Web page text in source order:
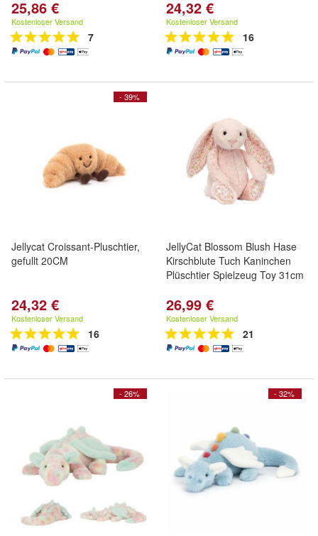
25,86 €
Kostenloser Versand
7
24,32 €
Kostenloser Versand
16
- 39%
Jellycat Croissant-Pluschtier,
gefullt 20CM
24,32 €
Kostenloser Versand
16
JellyCat Blossom Blush Hase
Kirschblute Tuch Kaninchen
Plüschtier Spielzeug Toy 31cm
26,99 €
Kostenloser Versand
21
- 26% - 32%